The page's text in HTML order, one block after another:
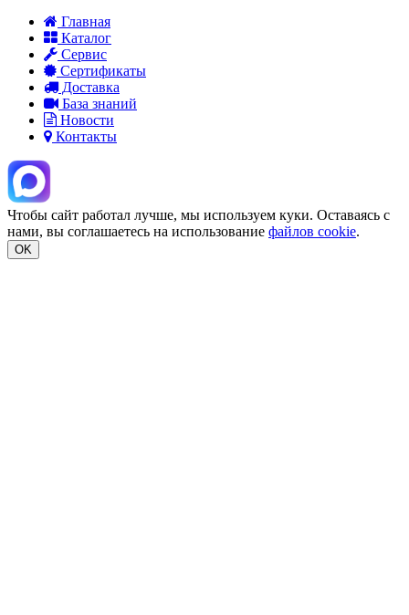
Главная
Каталог
Сервис
Сертификаты
Доставка
База знаний
Новости
Контакты
Чтобы сайт работал лучше, мы используем куки. Оставаясь с
нами, вы соглашаетесь на использование файлов cookie.
OK